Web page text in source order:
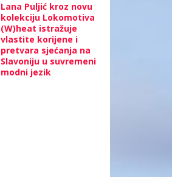
Lana Puljić kroz novu
kolekciju Lokomotiva
(W)heat istražuje
vlastite korijene i
pretvara sjećanja na
Slavoniju u suvremeni
modni jezik